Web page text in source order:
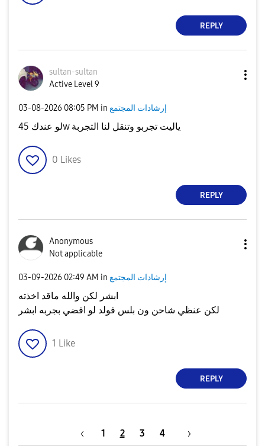
REPLY
sultan-sultan
Active Level 9
‎03-08-2026 08:05 PM in إرشادات المجتمع
لو عندك 45w ياليت تجربو وتنقل لنا التجربة
0 Likes
REPLY
Anonymous
Not applicable
‎03-09-2026 02:49 AM in إرشادات المجتمع
ابشر لكن والله ماقد اخذته
لكن عنظي شاحن ون بلس فولد لو افضي بجربه ابشر
1 Like
REPLY
1 2 3 4